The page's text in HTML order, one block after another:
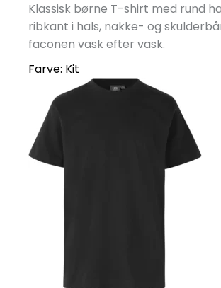
Klassisk børne T-shirt med rund
ribkant i hals, nakke- og
faconen vask efter vask.
Farve: Kit